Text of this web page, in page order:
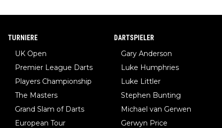
TURNIERE
UK Open
Premier League Darts
Players Championship
The Masters
Grand Slam of Darts
European Tour
DARTSPIELER
Gary Anderson
Luke Humphries
Luke Littler
Stephen Bunting
Michael van Gerwen
Gerwyn Price